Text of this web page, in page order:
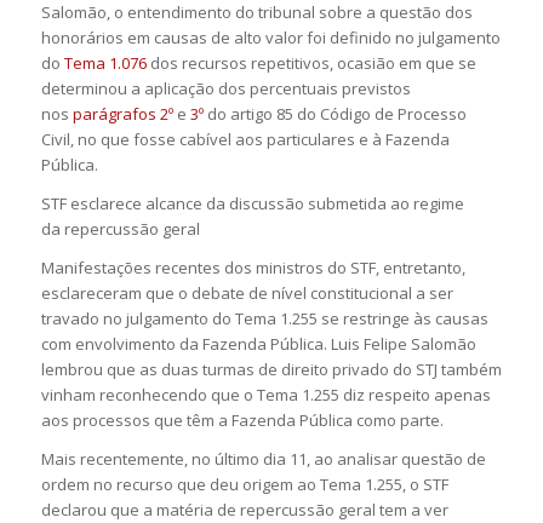
Salomão, o entendimento do tribunal sobre a questão dos
honorários em causas de alto valor foi definido no julgamento
do Tema 1.076dos recursos repetitivos, ocasião em que se
determinou a aplicação dos percentuais previstos
nos parágrafos 2ºe 3ºdo artigo 85 do Código de Processo
Civil, no que fosse cabível aos particulares e à Fazenda
Pública.
STF esclarece alcance da discussão submetida ao regime
da repercussão geral
Manifestações recentes dos ministros do STF, entretanto,
esclareceram que o debate de nível constitucional a ser
travado no julgamento do Tema 1.255 se restringe às causas
com envolvimento da Fazenda Pública. Luis Felipe Salomão
lembrou que as duas turmas de direito privado do STJ também
vinham reconhecendo que o Tema 1.255 diz respeito apenas
aos processos que têm a Fazenda Pública como parte.
Mais recentemente, no último dia 11, ao analisar questão de
ordem no recurso que deu origem ao Tema 1.255, o STF
declarou que a matéria de repercussão geral tem a ver